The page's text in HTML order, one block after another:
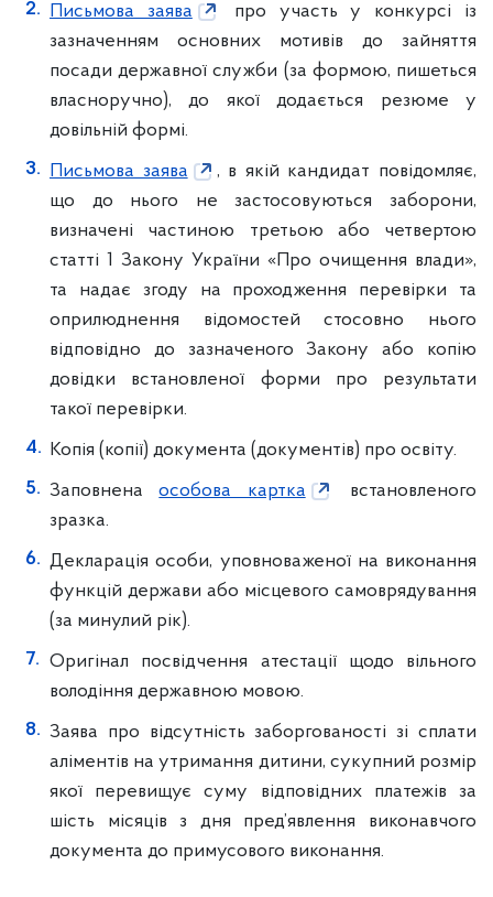
Письмова заява
про участь у конкурсі із
зазначенням основних мотивів до зайняття
посади державної служби (за формою, пишеться
власноручно), до якої додається резюме у
довільній формі.
Письмова заява
, в якій кандидат повідомляє,
що до нього не застосовуються заборони,
визначені частиною третьою або четвертою
статті 1 Закону України «Про очищення влади»,
та надає згоду на проходження перевірки та
оприлюднення відомостей стосовно нього
відповідно до зазначеного Закону або копію
довідки встановленої форми про результати
такої перевірки.
Копія (копії) документа (документів) про освіту.
Заповненаособова картка
встановленого
зразка.
Декларація особи, уповноваженої на виконання
функцій держави або місцевого самоврядування
(за минулий рік).
Оригінал посвідчення атестації щодо вільного
володіння державною мовою.
Заява про відсутність заборгованості зі сплати
аліментів на утримання дитини, сукупний розмір
якої перевищує суму відповідних платежів за
шість місяців з дня пред’явлення виконавчого
документа до примусового виконання.